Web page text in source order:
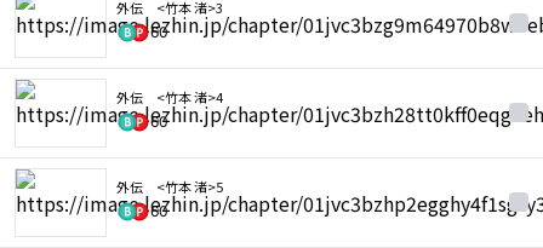
外伝 <竹本 渚>3
60
外伝 <竹本 渚>4
60
外伝 <竹本 渚>5
60